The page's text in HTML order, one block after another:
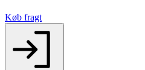
Køb fragt